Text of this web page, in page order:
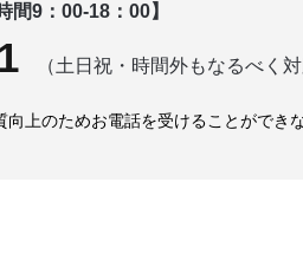
間9：00-18：00】
（土日祝・時間外もなるべく対
上のためお電話を受けることができ